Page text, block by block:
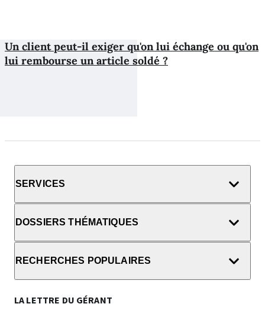
Un client peut-il exiger qu'on lui échange ou qu'on
lui rembourse un article soldé ?
SERVICES
DOSSIERS THÉMATIQUES
RECHERCHES POPULAIRES
LA LETTRE DU GÉRANT